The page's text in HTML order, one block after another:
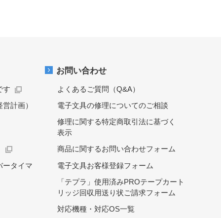
す
計画）
ータイマ
お問い合わせ
よくあるご質問（Q&A）
電子文具の修理についてのご相談
修理に関する特定商取引法に基づく
表示
商品に関するお問い合わせフォーム
電子文具お客様登録フォーム
「テプラ」使用済みPROテープカート
リッジ回収用送り状ご請求フォーム
対応機種・対応OS一覧